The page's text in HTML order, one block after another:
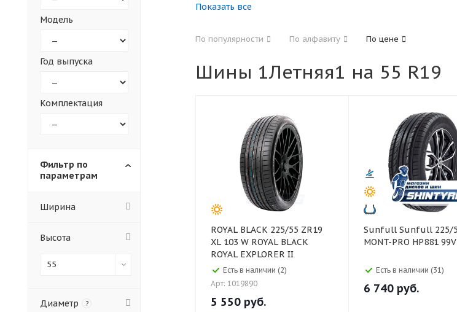
30 35 40 45 45 50 55
Показать все
По популярности По алфавиту По цене
Шины 1Летняя1 на 55 R19
ROYAL BLACK 225/55 ZR19
XL 103 W ROYAL BLACK
ROYAL EXPLORER II
Есть в наличии (2)
Арт: 1019890
5 550 руб.
Sunfull Sunfull 225/55 R19
MONT-PRO HP881 99V
Есть в наличии (31)
6 740 руб.
Модель
Год выпуска
Комплектация
Фильтр по
параметрам
Ширина
Высота
55
Диаметр ?